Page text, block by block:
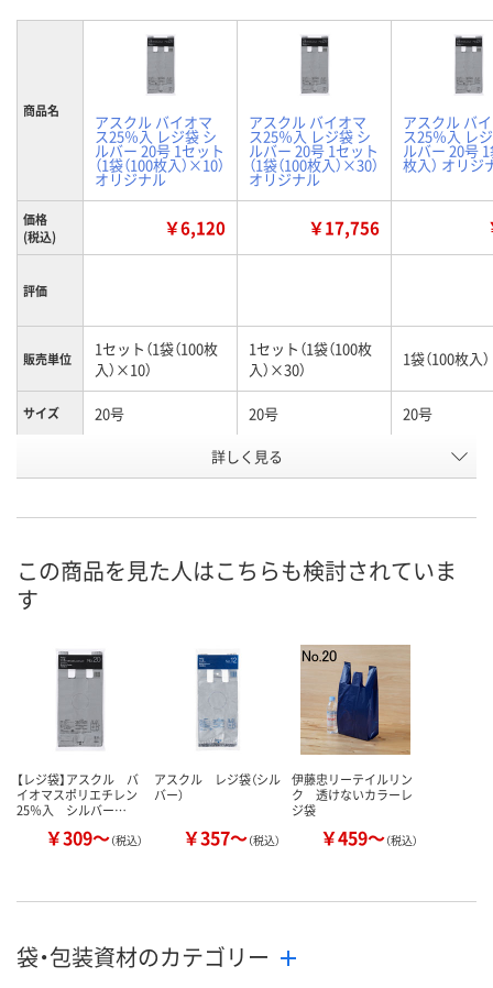
商品名
アスクル バイオマ
ス25％入 レジ袋 シ
ルバー 20号 1セット
（1袋（100枚入）×10）
オリジナル
アスクル バイオマ
ス25％入 レジ袋 シ
ルバー 20号 1セット
（1袋（100枚入）×30）
オリジナル
アスクル バ
ス25％入 レ
ルバー 20号 1
枚入） オリジ
価格
(税込)
￥6,120 ￥17,756
評価
販売単位
1セット（1袋（100枚
入）×10）
1セット（1袋（100枚
入）×30）
1袋（100枚入）
サイズ 20号 20号 20号
XR67673 EP16678
8月8日（土）
カゴへ カゴへ
詳しく見る
この商品を見た人はこちらも検討されていま
す
【レジ袋】アスクル バ
イオマスポリエチレン
25％入 シルバー…
￥309～（税込）
アスクル レジ袋（シル
バー）
￥357～（税込）
伊藤忠リーテイルリン
ク 透けないカラーレ
ジ袋
￥459～（税込）
袋・包装資材のカテゴリー